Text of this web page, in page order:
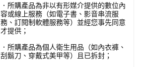
．所購產品為非以有形媒介提供的數位內
容或線上服務（如電子書、影音串流服
務、訂閱制軟體服務等）並經您事先同意
才提供；
．所購產品為個人衛生用品（如內衣褲、
刮鬍刀、穿戴式美甲等）且已拆封；